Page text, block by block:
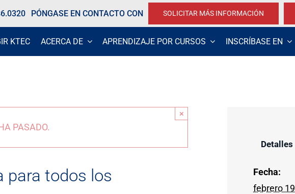
PÓNGASE EN CONTACTO CON SOLICITAR MÁS INFORMACIÓN
KTEC ACERCA DE APRENDIZAJE POR CURSOS INSCRÍBASE EN
PASADO.
×
para todos los
Detalles
Fecha:
febrero 19